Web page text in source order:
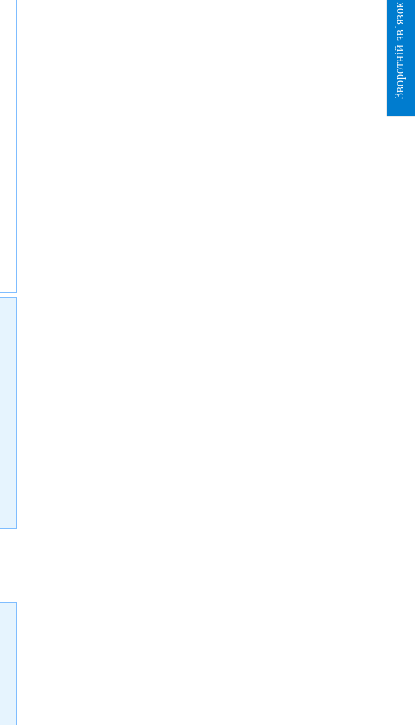
Зворотній зв`язок